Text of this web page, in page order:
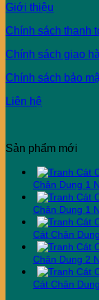
Giới thiệu
Chính sách thanh
Chính sách giao
Chính sách bảo
Liên hệ
Sản phẩm mới
Chân Dung 1
Chân Dung 1
Cát Chân
Chân Dung 2
Cát Chân